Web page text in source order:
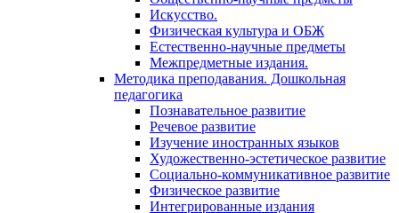
Искусство.
Физическая культура и ОБЖ
Естественно-научные предметы
Межпредметные издания.
Методика преподавания. Дошкольная
педагогика
Познавательное развитие
Речевое развитие
Изучение иностранных языков
Художественно-эстетическое развитие
Социально-коммуникативное развитие
Физическое развитие
Интегрированные издания